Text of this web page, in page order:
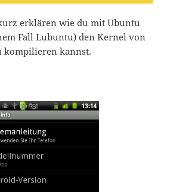
erklären wie du mit Ubuntu
Fall Lubuntu) den Kernel von
kompilieren kannst.